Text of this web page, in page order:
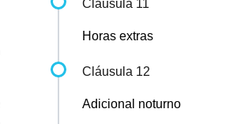
Cláusula 11
Horas extras
Cláusula 12
Adicional noturno